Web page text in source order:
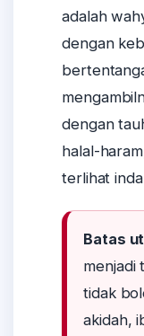
adalah
dengan
dengan
halal-
terlihat
Batas
menjadi
tidak
akidah,